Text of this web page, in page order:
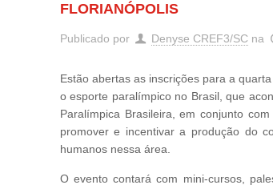
FLORIANÓPOLIS
Publicado por Denyse CREF3/SC na
Estão abertas as inscrições para a
o esporte paralímpico no Brasil, que
Paralímpica Brasileira, em conjunto
promover e incentivar a produção do
humanos nessa área.
O evento contará com mini-cursos,